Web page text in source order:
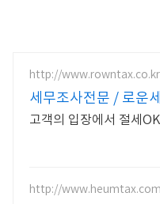
http://www.rowntax.co.kr
세무조사전문 / 로운
고객의 입장에서 절세
http://